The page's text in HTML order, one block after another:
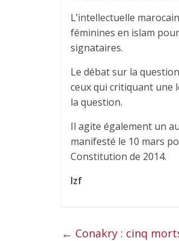
L’intellectuelle
féminines en islam
signataires.
Le débat sur la
ceux qui critiquant une
la question.
Il agite également un
manifesté le 10 mars
Constitution de 2014.
Izf
← Conakry : cinq